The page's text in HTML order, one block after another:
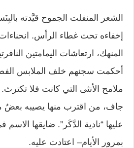
الشعر المنفلت الجموح قيَّدته
إخفاءه تحت غطاء الرأس.
المنهك، ارتعاشات اليمامتين
أحكمت سجنهم خلف الملابس
ملامح الأنثى التي كانت فلا
جاف، من اقترب منها يصيبه بعضٌ
عليها “نادية الدَّكَر”. ضايقها الاسم
بمرور الأيام– اعتادت عليه.